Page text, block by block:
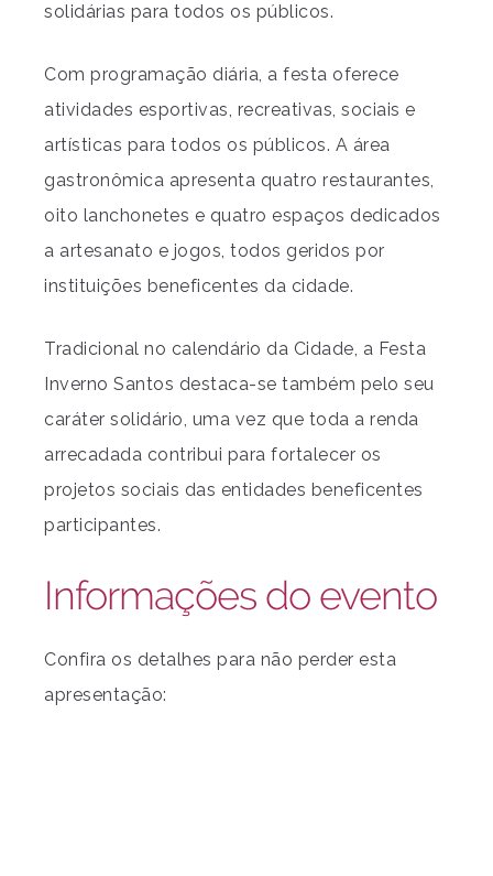
solidárias para todos os públicos.
Com programação diária, a festa oferece
atividades esportivas, recreativas, sociais e
artísticas para todos os públicos. A área
gastronômica apresenta quatro restaurantes,
oito lanchonetes e quatro espaços dedicados
a artesanato e jogos, todos geridos por
instituições beneficentes da cidade.
Tradicional no calendário da Cidade, a Festa
Inverno Santos destaca-se também pelo seu
caráter solidário, uma vez que toda a renda
arrecadada contribui para fortalecer os
projetos sociais das entidades beneficentes
participantes.
Informações do evento
Confira os detalhes para não perder esta
apresentação: